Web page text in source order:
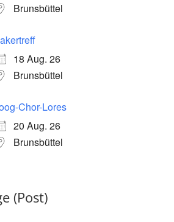
Brunsbüttel
18 Aug. 26
Brunsbüttel
Chor-Lores
20 Aug. 26
Brunsbüttel
(Post)